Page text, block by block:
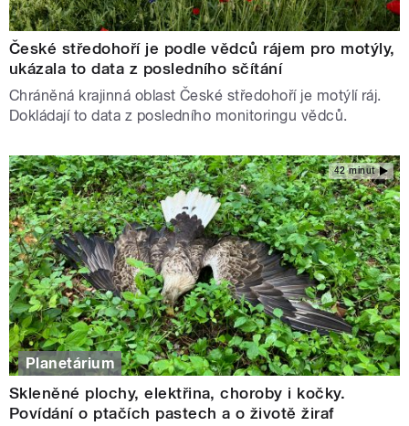
České středohoří je podle vědců rájem pro motýly,
ukázala to data z posledního sčítání
Chráněná krajinná oblast České středohoří je motýlí ráj.
Dokládají to data z posledního monitoringu vědců.
42 minut
Planetárium
Skleněné plochy, elektřina, choroby i kočky.
Povídání o ptačích pastech a o životě žiraf